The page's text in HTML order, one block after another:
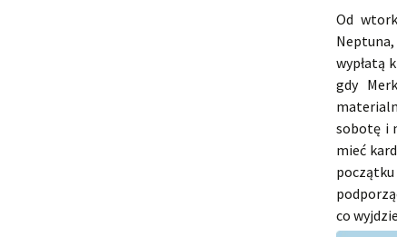
Od
wypłatą
gdy
sobotę i
mieć
co